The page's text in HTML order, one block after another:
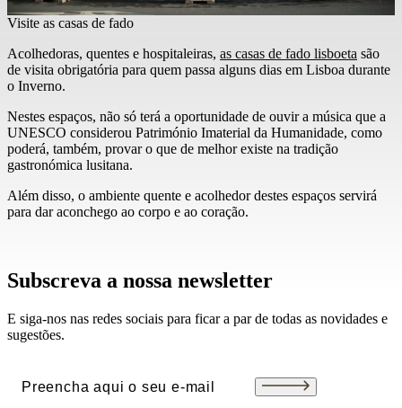
Visite as casas de fado
Acolhedoras, quentes e hospitaleiras, as casas de fado lisboeta são
de visita obrigatória para quem passa alguns dias em Lisboa durante
o Inverno.
Nestes espaços, não só terá a oportunidade de ouvir a música que a
UNESCO considerou Património Imaterial da Humanidade, como
poderá, também, provar o que de melhor existe na tradição
gastronómica lusitana.
Além disso, o ambiente quente e acolhedor destes espaços servirá
para dar aconchego ao corpo e ao coração.
Subscreva a nossa newsletter
E siga-nos nas redes sociais para ficar a par de todas as novidades e
sugestões.
Email(Obrigatório)